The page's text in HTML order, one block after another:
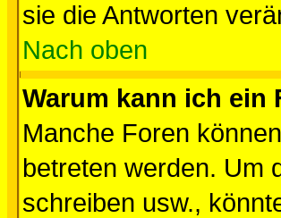
sie die Antworten
Nach oben
Warum kann ich ein
Manche Foren
betreten werden. Um
schreiben usw.,